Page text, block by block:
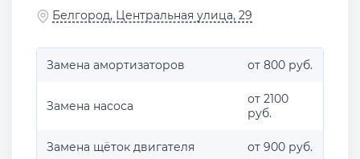
Белгород, Центральная улица, 29
Замена амортизаторов от 800 руб.
Замена насоса
от 2100
руб.
Замена щёток двигателя от 900 руб.